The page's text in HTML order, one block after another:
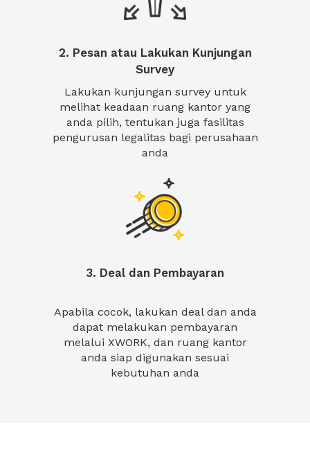
2. Pesan atau Lakukan Kunjungan
Survey
Lakukan kunjungan survey untuk
melihat keadaan ruang kantor yang
anda pilih, tentukan juga fasilitas
pengurusan legalitas bagi perusahaan
anda
3. Deal dan Pembayaran
Apabila cocok, lakukan deal dan anda
dapat melakukan pembayaran
melalui XWORK, dan ruang kantor
anda siap digunakan sesuai
kebutuhan anda